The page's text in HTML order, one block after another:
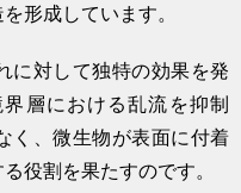
形成しています。
に対して独特の効果を発
層における乱流を抑制
く、微生物が表面に付着
役割を果たすのです。